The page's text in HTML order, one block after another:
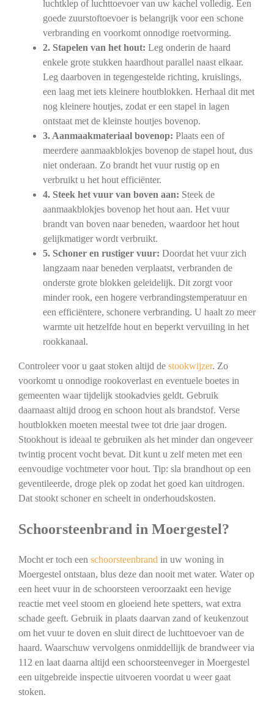
luchtklep of luchttoevoer van uw kachel volledig. Een
goede zuurstoftoevoer is belangrijk voor een schone
verbranding en voorkomt onnodige roetvorming.
2. Stapelen van het hout: Leg onderin de haard
enkele grote stukken haardhout parallel naast elkaar.
Leg daarboven in tegengestelde richting, kruislings,
een laag met iets kleinere houtblokken. Herhaal dit met
nog kleinere houtjes, zodat er een stapel in lagen
ontstaat met de kleinste houtjes bovenop.
3. Aanmaakmateriaal bovenop: Plaats een of
meerdere aanmaakblokjes bovenop de stapel hout, dus
niet onderaan. Zo brandt het vuur rustig op en
verbruikt u het hout efficiënter.
4. Steek het vuur van boven aan: Steek de
aanmaakblokjes bovenop het hout aan. Het vuur
brandt van boven naar beneden, waardoor het hout
gelijkmatiger wordt verbruikt.
5. Schoner en rustiger vuur: Doordat het vuur zich
langzaam naar beneden verplaatst, verbranden de
onderste grote blokken geleidelijk. Dit zorgt voor
minder rook, een hogere verbrandingstemperatuur en
een efficiëntere, schonere verbranding. U haalt zo meer
warmte uit hetzelfde hout en beperkt vervuiling in het
rookkanaal.
Controleer voor u gaat stoken altijd de stookwijzer. Zo
voorkomt u onnodige rookoverlast en eventuele boetes in
gemeenten waar tijdelijk stookadvies geldt. Gebruik
daarnaast altijd droog en schoon hout als brandstof. Verse
houtblokken moeten meestal twee tot drie jaar drogen.
Stookhout is ideaal te gebruiken als het minder dan ongeveer
twintig procent vocht bevat. Dit kunt u zelf meten met een
eenvoudige vochtmeter voor hout. Tip: sla brandhout op een
geventileerde, droge plek op zodat het goed kan uitdrogen.
Dat stookt schoner en scheelt in onderhoudskosten.
Schoorsteenbrand in Moergestel?
Mocht er toch een schoorsteenbrand in uw woning in
Moergestel ontstaan, blus deze dan nooit met water. Water op
een heet vuur in de schoorsteen veroorzaakt een hevige
reactie met veel stoom en gloeiend hete spetters, wat extra
schade geeft. Gebruik in plaats daarvan zand of keukenzout
om het vuur te doven en sluit direct de luchttoevoer van de
haard. Waarschuw vervolgens onmiddellijk de brandweer via
112 en laat daarna altijd een schoorsteenveger in Moergestel
een uitgebreide inspectie uitvoeren voordat u weer gaat
stoken.